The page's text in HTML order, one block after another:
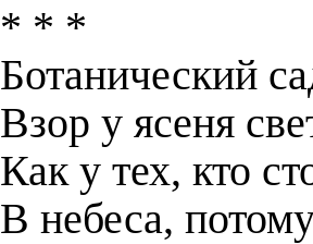
* * *
Ботанический
Взор у ясеня
Как у тех, кто
В небеса,